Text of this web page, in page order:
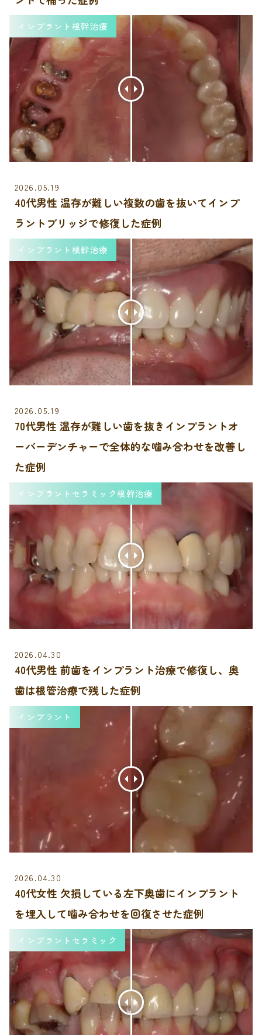
インプラント根幹治療
2026.05.19
40代男性 温存が難しい複数の歯を抜いてインプ
ラントブリッジで修復した症例
インプラント根幹治療
2026.05.19
70代男性 温存が難しい歯を抜きインプラントオ
ーバーデンチャーで全体的な噛み合わせを改善し
た症例
インプラントセラミック根幹治療
2026.04.30
40代男性 前歯をインプラント治療で修復し、奥
歯は根管治療で残した症例
インプラント
2026.04.30
40代女性 欠損している左下奥歯にインプラント
を埋入して噛み合わせを回復させた症例
インプラントセラミック